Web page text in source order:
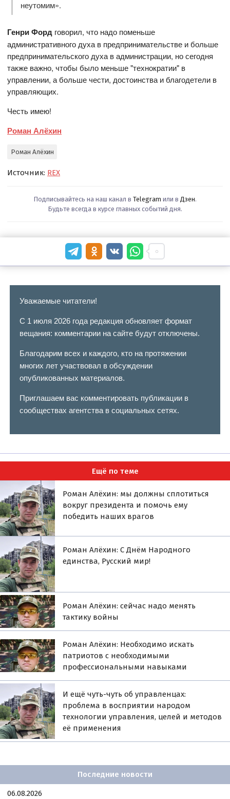
неутомим».
Генри Форд говорил, что надо поменьше
административного духа в предпринимательстве и больше
предпринимательского духа в администрации, но сегодня
также важно, чтобы было меньше "технократии" в
управлении, а больше чести, достоинства и благодетели в
управляющих.
Честь имею!
Роман Алёхин
Роман Алёхин
Источник: REX
Подписывайтесь на наш канал в Telegram или в Дзен.
Будьте всегда в курсе главных событий дня.
Уважаемые читатели!
С 1 июля 2026 года редакция обновляет формат
вещания: комментарии на сайте будут отключены.
Благодарим всех и каждого, кто на протяжении
многих лет участвовал в обсуждении
опубликованных материалов.
Приглашаем вас комментировать публикации в
сообществах агентства в социальных сетях.
Ещё по теме
Роман Алёхин: мы должны сплотиться
вокруг президента и помочь ему
победить наших врагов
Роман Алёхин: С Днём Народного
единства, Русский мир!
Роман Алёхин: сейчас надо менять
тактику войны
Роман Алёхин: Необходимо искать
патриотов с необходимыми
профессиональными навыками
И ещё чуть-чуть об управленцах:
проблема в восприятии народом
технологии управления, целей и методов
её применения
Последние новости
06.08.2026